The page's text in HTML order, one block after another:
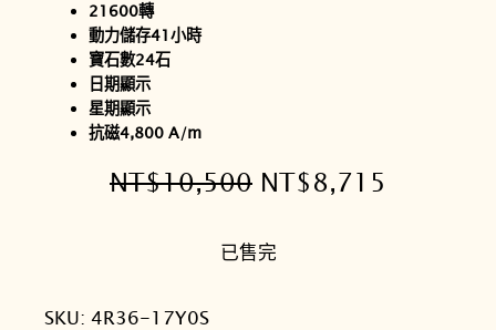
21600轉
動力儲存41小時
寶石數24石
日期顯示
星期顯示
抗磁4,800 A/m
NT$10,500 原
價
NT$8,715
已售完
SKU: 4R36-17Y0S